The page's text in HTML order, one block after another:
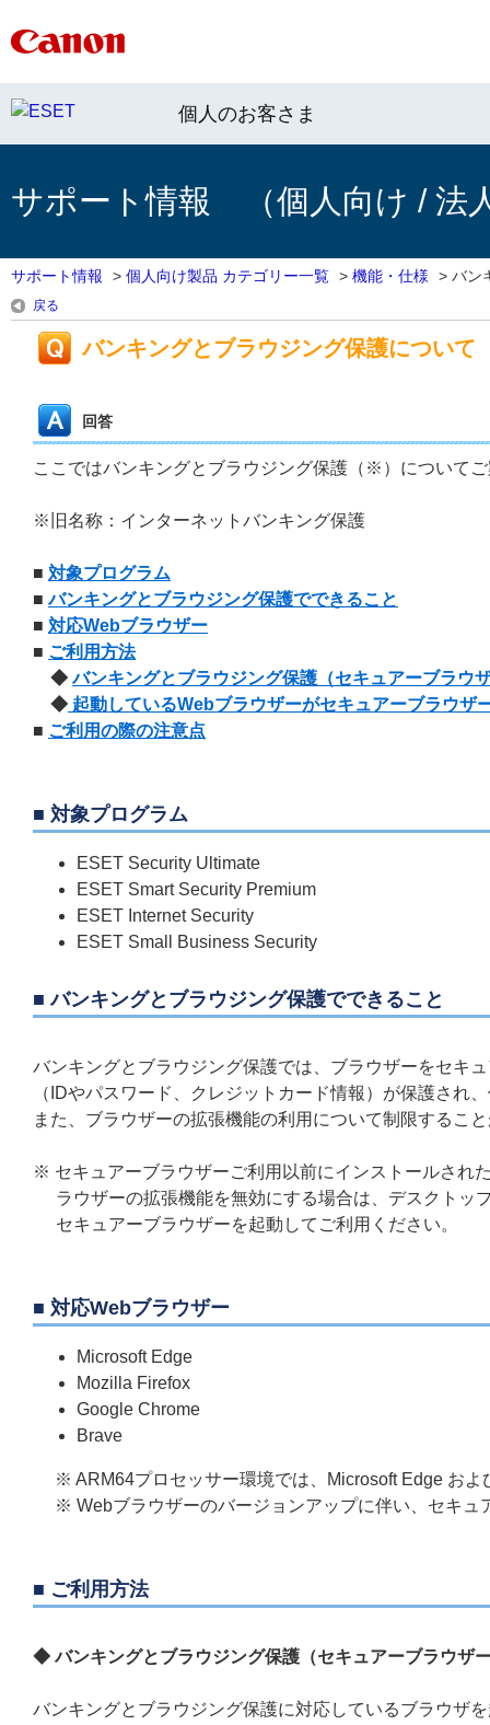
個人のお客さま
サポート情報 （個人向け / 法
サポート情報 > 個人向け製品 カテゴリー一覧 > 機能・仕様 > バン
戻る
バンキングとブラウジング保護について
回答
ここではバンキングとブラウジング保護（※）について
※旧名称：インターネットバンキング保護
■ 対象プログラム
■バンキングとブラウジング保護でできること
■ 対応Webブラウザー
■ ご利用方法
◆バンキングとブラウジング保護（セキュアーブラウ
◆ 起動しているWebブラウザーがセキュアーブラウザ
■ ご利用の際の注意点
■ 対象プログラム
ESET Security Ultimate
ESET Smart Security Premium
ESET Internet Security
ESET Small Business Security
■ バンキングとブラウジング保護でできること
バンキングとブラウジング保護では、ブラウザーをセキ
（IDやパスワード、クレジットカード情報）が保護され
また、ブラウザーの拡張機能の利用について制限するこ
※ セキュアーブラウザーご利用以前にインストールされ
ラウザーの拡張機能を無効にする場合は、デスクト
セキュアーブラウザーを起動してご利用ください。
■ 対応Webブラウザー
Microsoft Edge
Mozilla Firefox
Google Chrome
Brave
※ ARM64プロセッサー環境では、Microsoft Edge お
※ Webブラウザーのバージョンアップに伴い、セキ
■ ご利用方法
◆ バンキングとブラウジング保護（セキュアーブラウザ
バンキングとブラウジング保護に対応しているブラウザ